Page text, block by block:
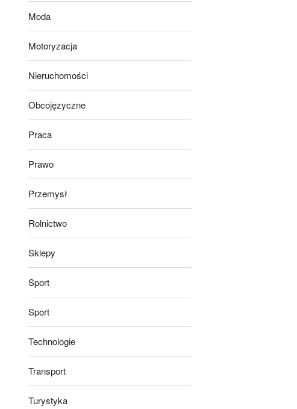
Moda
Motoryzacja
Nieruchomości
Obcojęzyczne
Praca
Prawo
Przemysł
Rolnictwo
Sklepy
Sport
Sport
Technologie
Transport
Turystyka